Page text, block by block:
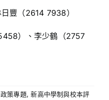
豐（2614 7938）
）、李少鶴（2757
政策專題,新高中學制與校本評